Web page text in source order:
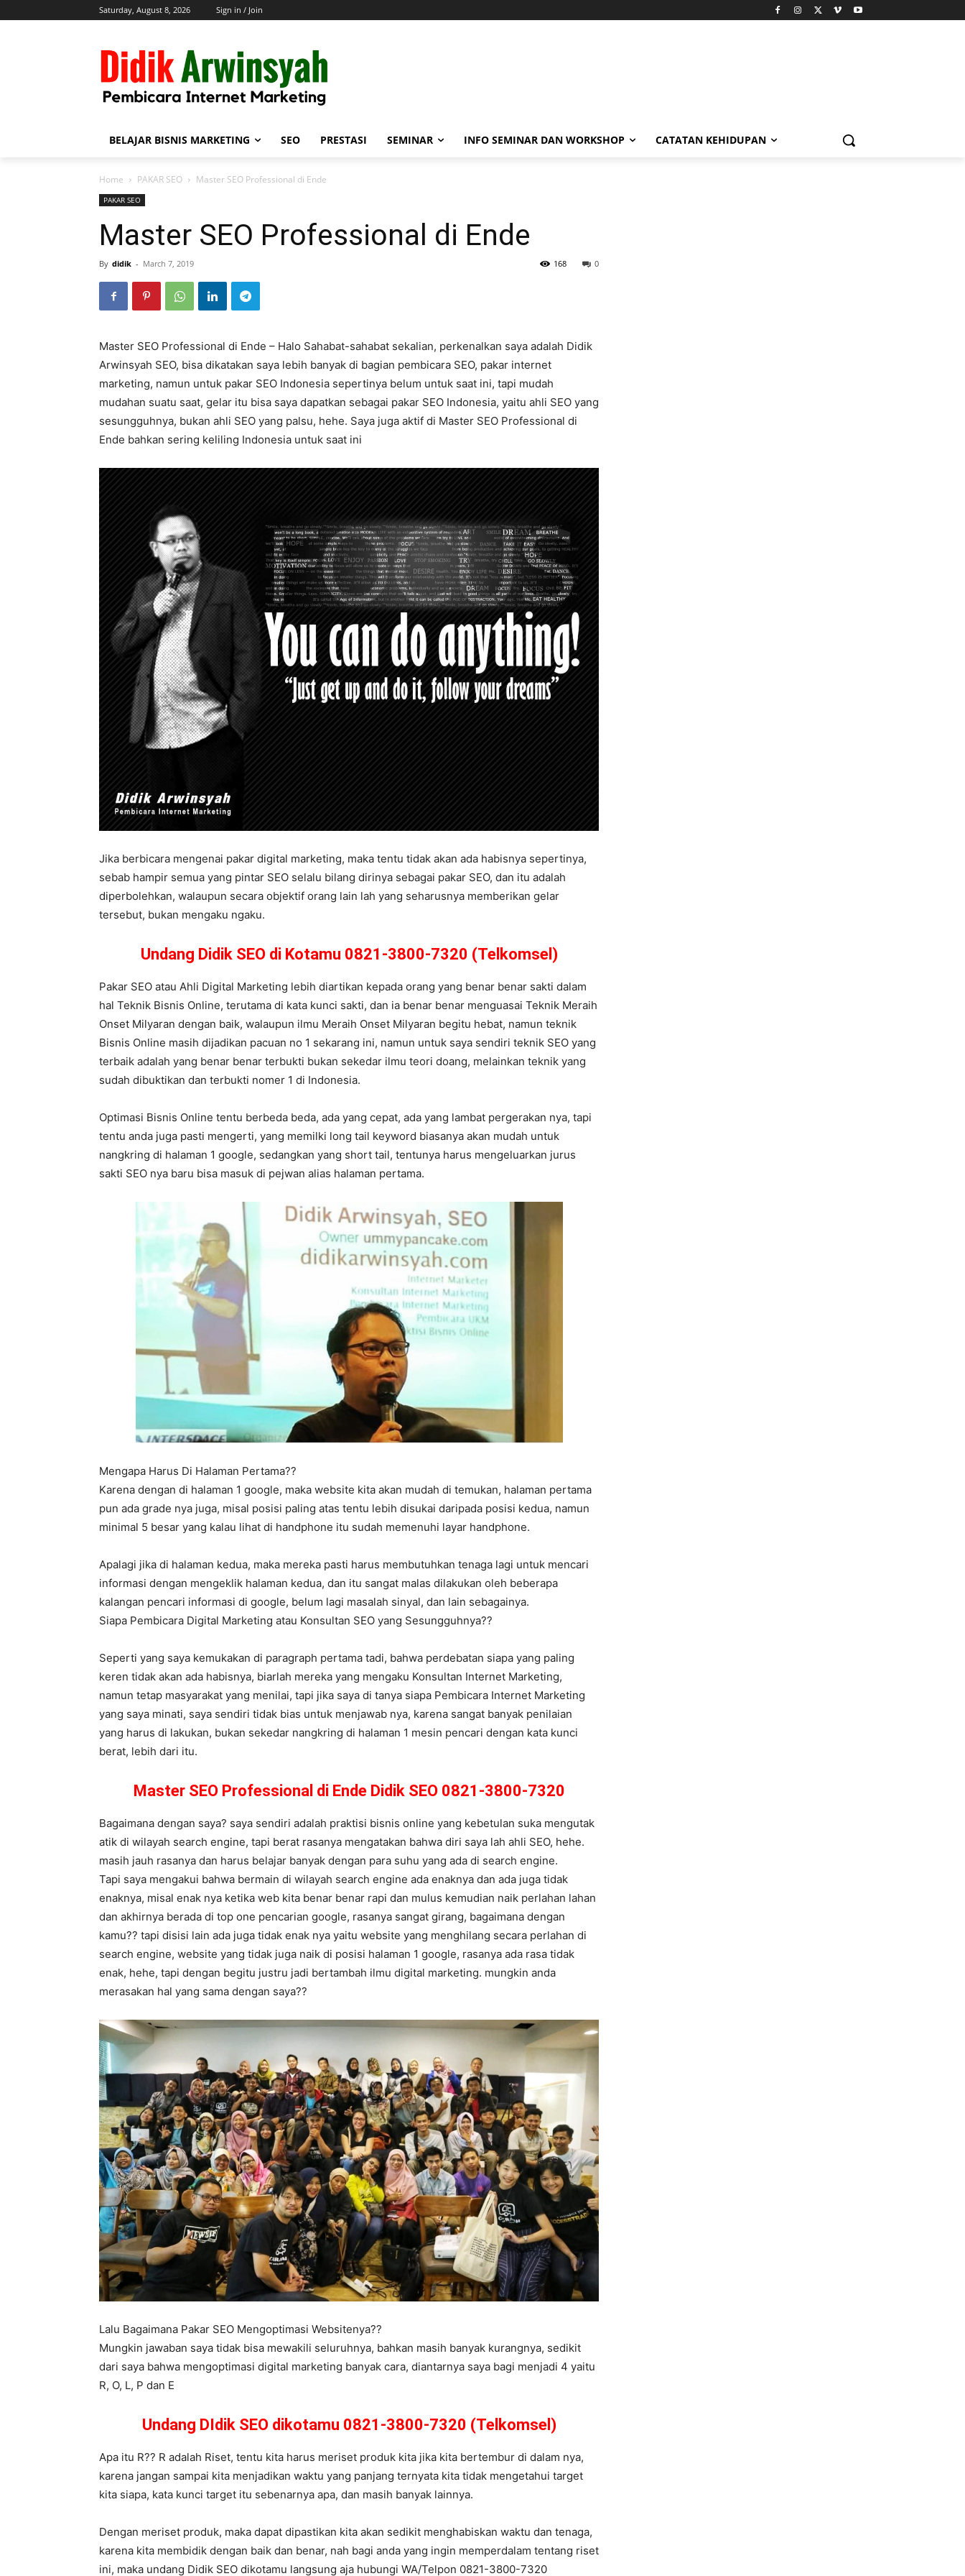
Saturday, August 8, 2026 Sign in / Join
BELAJAR BISNIS MARKETING SEO PRESTASI SEMINAR INFO SEMINAR DAN WORKSHOP CATATAN KEHIDUPAN
Home PAKAR SEO Master SEO Professional di Ende
PAKAR SEO
Master SEO Professional di Ende
By didik - March 7, 2019 0
168
Master SEO Professional di Ende – Halo Sahabat-sahabat sekalian, perkenalkan saya adalah Didik
Arwinsyah SEO, bisa dikatakan saya lebih banyak di bagian pembicara SEO, pakar internet
marketing, namun untuk pakar SEO Indonesia sepertinya belum untuk saat ini, tapi mudah
mudahan suatu saat, gelar itu bisa saya dapatkan sebagai pakar SEO Indonesia, yaitu ahli SEO yang
sesungguhnya, bukan ahli SEO yang palsu, hehe. Saya juga aktif di Master SEO Professional di
Ende bahkan sering keliling Indonesia untuk saat ini
Jika berbicara mengenai pakar digital marketing, maka tentu tidak akan ada habisnya sepertinya,
sebab hampir semua yang pintar SEO selalu bilang dirinya sebagai pakar SEO, dan itu adalah
diperbolehkan, walaupun secara objektif orang lain lah yang seharusnya memberikan gelar
tersebut, bukan mengaku ngaku.
Undang Didik SEO di Kotamu 0821-3800-7320 (Telkomsel)
Pakar SEO atau Ahli Digital Marketing lebih diartikan kepada orang yang benar benar sakti dalam
hal Teknik Bisnis Online, terutama di kata kunci sakti, dan ia benar benar menguasai Teknik Meraih
Onset Milyaran dengan baik, walaupun ilmu Meraih Onset Milyaran begitu hebat, namun teknik
Bisnis Online masih dijadikan pacuan no 1 sekarang ini, namun untuk saya sendiri teknik SEO yang
terbaik adalah yang benar benar terbukti bukan sekedar ilmu teori doang, melainkan teknik yang
sudah dibuktikan dan terbukti nomer 1 di Indonesia.
Optimasi Bisnis Online tentu berbeda beda, ada yang cepat, ada yang lambat pergerakan nya, tapi
tentu anda juga pasti mengerti, yang memilki long tail keyword biasanya akan mudah untuk
nangkring di halaman 1 google, sedangkan yang short tail, tentunya harus mengeluarkan jurus
sakti SEO nya baru bisa masuk di pejwan alias halaman pertama.
Mengapa Harus Di Halaman Pertama??
Karena dengan di halaman 1 google, maka website kita akan mudah di temukan, halaman pertama
pun ada grade nya juga, misal posisi paling atas tentu lebih disukai daripada posisi kedua, namun
minimal 5 besar yang kalau lihat di handphone itu sudah memenuhi layar handphone.
Apalagi jika di halaman kedua, maka mereka pasti harus membutuhkan tenaga lagi untuk mencari
informasi dengan mengeklik halaman kedua, dan itu sangat malas dilakukan oleh beberapa
kalangan pencari informasi di google, belum lagi masalah sinyal, dan lain sebagainya.
Siapa Pembicara Digital Marketing atau Konsultan SEO yang Sesungguhnya??
Seperti yang saya kemukakan di paragraph pertama tadi, bahwa perdebatan siapa yang paling
keren tidak akan ada habisnya, biarlah mereka yang mengaku Konsultan Internet Marketing,
namun tetap masyarakat yang menilai, tapi jika saya di tanya siapa Pembicara Internet Marketing
yang saya minati, saya sendiri tidak bias untuk menjawab nya, karena sangat banyak penilaian
yang harus di lakukan, bukan sekedar nangkring di halaman 1 mesin pencari dengan kata kunci
berat, lebih dari itu.
Master SEO Professional di Ende Didik SEO 0821-3800-7320
Bagaimana dengan saya? saya sendiri adalah praktisi bisnis online yang kebetulan suka mengutak
atik di wilayah search engine, tapi berat rasanya mengatakan bahwa diri saya lah ahli SEO, hehe.
masih jauh rasanya dan harus belajar banyak dengan para suhu yang ada di search engine.
Tapi saya mengakui bahwa bermain di wilayah search engine ada enaknya dan ada juga tidak
enaknya, misal enak nya ketika web kita benar benar rapi dan mulus kemudian naik perlahan lahan
dan akhirnya berada di top one pencarian google, rasanya sangat girang, bagaimana dengan
kamu?? tapi disisi lain ada juga tidak enak nya yaitu website yang menghilang secara perlahan di
search engine, website yang tidak juga naik di posisi halaman 1 google, rasanya ada rasa tidak
enak, hehe, tapi dengan begitu justru jadi bertambah ilmu digital marketing. mungkin anda
merasakan hal yang sama dengan saya??
Lalu Bagaimana Pakar SEO Mengoptimasi Websitenya??
Mungkin jawaban saya tidak bisa mewakili seluruhnya, bahkan masih banyak kurangnya, sedikit
dari saya bahwa mengoptimasi digital marketing banyak cara, diantarnya saya bagi menjadi 4 yaitu
R, O, L, P dan E
Undang DIdik SEO dikotamu 0821-3800-7320 (Telkomsel)
Apa itu R?? R adalah Riset, tentu kita harus meriset produk kita jika kita bertembur di dalam nya,
karena jangan sampai kita menjadikan waktu yang panjang ternyata kita tidak mengetahui target
kita siapa, kata kunci target itu sebenarnya apa, dan masih banyak lainnya.
Dengan meriset produk, maka dapat dipastikan kita akan sedikit menghabiskan waktu dan tenaga,
karena kita membidik dengan baik dan benar, nah bagi anda yang ingin memperdalam tentang riset
ini, maka undang Didik SEO dikotamu langsung aja hubungi WA/Telpon 0821-3800-7320